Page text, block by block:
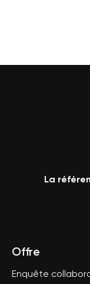
La
Offre
Enquête